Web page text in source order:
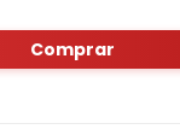
Comprar